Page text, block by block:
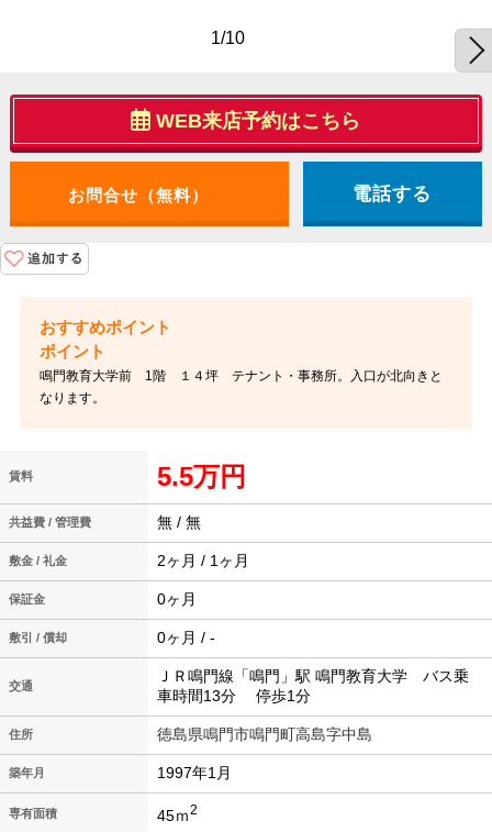
1/10
WEB来店予約はこちら
電話する
ポイント
鳴門教育大学前 1階 １４坪 テナント・事務所。入口が北向きと
なります。
賃料 5.5万円
共益費 / 管理費 無 / 無
敷金 / 礼金 2ヶ月 / 1ヶ月
保証金 0ヶ月
敷引 / 償却 0ヶ月 / -
交通
ＪＲ鳴門線「鳴門」駅 鳴門教育大学 バス乗
車時間13分 停歩1分
住所 徳島県鳴門市鳴門町高島字中島
築年月 1997年1月
専有面積 45ｍ2